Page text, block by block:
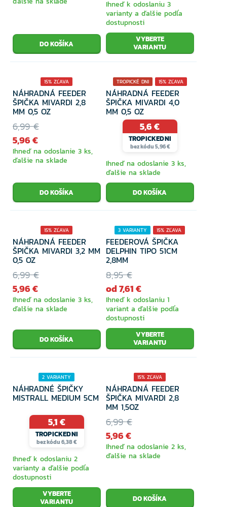
Ihneď k odoslaniu 3
varianty a ďalšie podľa
dostupnosti
VYBERTE
VARIANTU
15% ZĽAVA
NÁHRADNÁ FEEDER
ŠPIČKA MIVARDI 2,8
MM 0,5 OZ
6,99 €
5,96 €
Ihneď na odoslanie 3 ks,
ďalšie na sklade
TROPICKÉ DNI 15% ZĽAVA
NÁHRADNÁ FEEDER
ŠPIČKA MIVARDI 4,0
MM 0,5 OZ
5,6 €
TROPICKEDNI
bez kódu 5,96 €
Ihneď na odoslanie 3 ks,
ďalšie na sklade
15% ZĽAVA
NÁHRADNÁ FEEDER
ŠPIČKA MIVARDI 3,2 MM
0,5 OZ
6,99 €
5,96 €
Ihneď na odoslanie 3 ks,
ďalšie na sklade
3 VARIANTY 15% ZĽAVA
FEEDEROVÁ ŠPIČKA
DELPHIN TIPO 51CM
2,8MM
8,95 €
od 7,61 €
Ihneď k odoslaniu 1
variant a ďalšie podľa
dostupnosti
VYBERTE
VARIANTU
2 VARIANTY
NÁHRADNÉ ŠPIČKY
MISTRALL MEDIUM 5CM
5,1 €
TROPICKEDNI
bez kódu 6,38 €
Ihneď k odoslaniu 2
varianty a ďalšie podľa
dostupnosti
VYBERTE
VARIANTU
15% ZĽAVA
NÁHRADNÁ FEEDER
ŠPIČKA MIVARDI 2,8
MM 1,5OZ
6,99 €
5,96 €
Ihneď na odoslanie 2 ks,
ďalšie na sklade